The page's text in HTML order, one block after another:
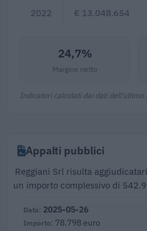
2022 € 13.048.654
24,7%
Margine netto
Indicatori calcolati dai dati dell'ultimo
Appalti pubblici
Reggiani Srl risulta
un importo complessivo di
2025-05-26
78.798 euro